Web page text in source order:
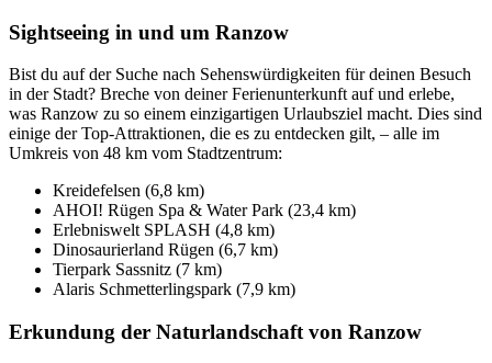
Sightseeing in und um Ranzow
Bist du auf der Suche nach Sehenswürdigkeiten für deinen Besuch
in der Stadt? Breche von deiner Ferienunterkunft auf und erlebe,
was Ranzow zu so einem einzigartigen Urlaubsziel macht. Dies sind
einige der Top-Attraktionen, die es zu entdecken gilt, – alle im
Umkreis von 48 km vom Stadtzentrum:
Kreidefelsen (6,8 km)
AHOI! Rügen Spa & Water Park (23,4 km)
Erlebniswelt SPLASH (4,8 km)
Dinosaurierland Rügen (6,7 km)
Tierpark Sassnitz (7 km)
Alaris Schmetterlingspark (7,9 km)
Erkundung der Naturlandschaft von Ranzow